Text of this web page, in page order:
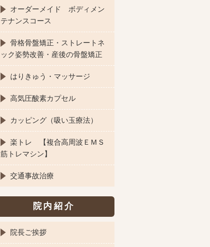
オーダーメイド ボディメン
テナンスコース
骨格骨盤矯正・ストレートネ
ック姿勢改善・産後の骨盤矯正
はりきゅう・マッサージ
高気圧酸素カプセル
カッピング（吸い玉療法）
楽トレ 【複合高周波ＥＭＳ
筋トレマシン】
交通事故治療
院内紹介
院長ご挨拶